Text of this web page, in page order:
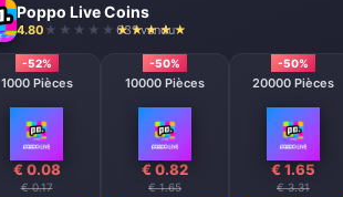
Poppo Live Coins
4.80 631 vendu
-52%
1000 Pièces
€ 0.08
€ 0.17
-50%
10000 Pièces
€ 0.82
€ 1.65
-50%
20000 Pièces
€ 1.65
€ 3.31